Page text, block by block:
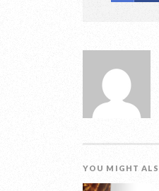
YOU MIGHT